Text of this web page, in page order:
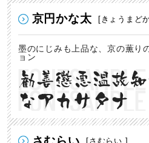
京円かな太 [きょうまど
墨のにじみも上品な、京の薫
ョン
勧善懲悪温故
なアカサタナ
[さむらい ]